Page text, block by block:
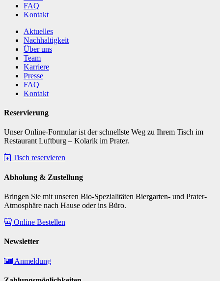
FAQ
Kontakt
Aktuelles
Nachhaltigkeit
Über uns
Team
Karriere
Presse
FAQ
Kontakt
Reservierung
Unser Online-Formular ist der schnellste Weg zu Ihrem Tisch im
Restaurant Luftburg – Kolarik im Prater.
Tisch reservieren
Abholung & Zustellung
Bringen Sie mit unseren Bio-Spezialitäten Biergarten- und Prater-
Atmosphäre nach Hause oder ins Büro.
Online Bestellen
Newsletter
Anmeldung